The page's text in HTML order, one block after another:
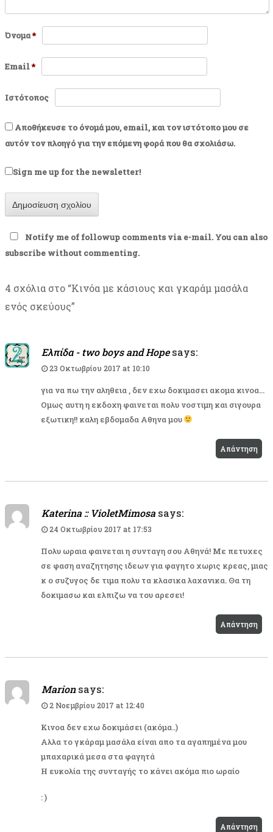
Όνομα*
Email*
Ιστότοπος
Αποθήκευσε το όνομά μου, email, και τον ιστότοπο μου σε
αυτόν τον πλοηγό για την επόμενη φορά που θα σχολιάσω.
Sign me up for the newsletter!
Notify me of followup comments via e-mail. You can also
subscribe without commenting.
4 σχόλια στο “Κινόα με κάσιους και γκαράμ μασάλα
ενός σκεύους”
Ελπίδα - two boys and Hope says:
23 Οκτωβρίου 2017 at 10:10
για να πω την αληθεια , δεν εχω δοκιμασει ακομα κινοα…
Ομως αυτη η εκδοχη φαινεται πολυ νοστιμη και σιγουρα
εξωτικη!! καλη εβδομαδα Αθηνα μου
Απάντηση
Katerina :: VioletMimosa says:
24 Οκτωβρίου 2017 at 17:53
Πολυ ωραια φαινεται η συνταγη σου Αθηνά! Με πετυχες
σε φαση αναζητησης ιδεων για φαγητο χωρις κρεας, μιας
κ ο συζυγος δε τιμα πολυ τα κλασικα λαχανικα. Θα τη
δοκιμασω και ελπιζω να του αρεσει!
Απάντηση
Marion says:
2 Νοεμβρίου 2017 at 12:40
Kινοα δεν εχω δοκιμάσει (ακόμα..)
Αλλα το γκάραμ μασάλα είναι απο τα αγαπημένα μου
μπαχαρικά μεσα στα φαγητά
Η ευκολία της συνταγής το κάνει ακόμα πιο ωραίο
: )
Απάντηση